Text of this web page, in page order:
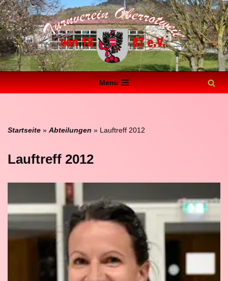
Zum
Inhalt
springen
Menu
Startseite » Abteilungen » Lauftreff 2012
Lauftreff 2012